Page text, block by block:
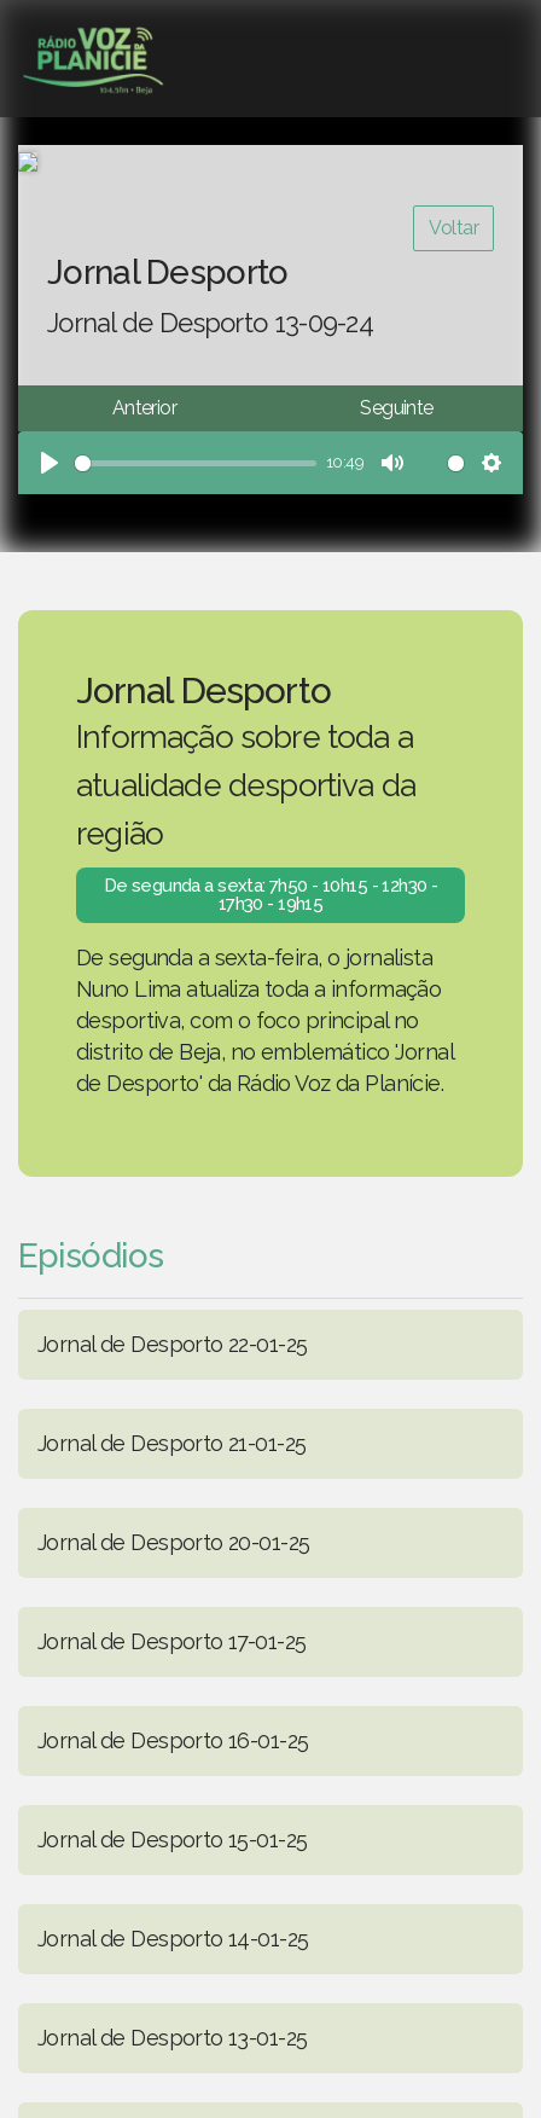
Voltar
Jornal Desporto
Jornal de Desporto 13-09-24
Anterior Seguinte
Play
10:49
Mute
Jornal Desporto
Informação sobre toda a
atualidade desportiva da
região
De segunda a sexta: 7h50 - 10h15 - 12h30 -
17h30 - 19h15
De segunda a sexta-feira, o jornalista
Nuno Lima atualiza toda a informação
desportiva, com o foco principal no
distrito de Beja, no emblemático 'Jornal
de Desporto' da Rádio Voz da Planície.
Episódios
Jornal de Desporto 22-01-25
Jornal de Desporto 21-01-25
Jornal de Desporto 20-01-25
Jornal de Desporto 17-01-25
Jornal de Desporto 16-01-25
Jornal de Desporto 15-01-25
Jornal de Desporto 14-01-25
Jornal de Desporto 13-01-25